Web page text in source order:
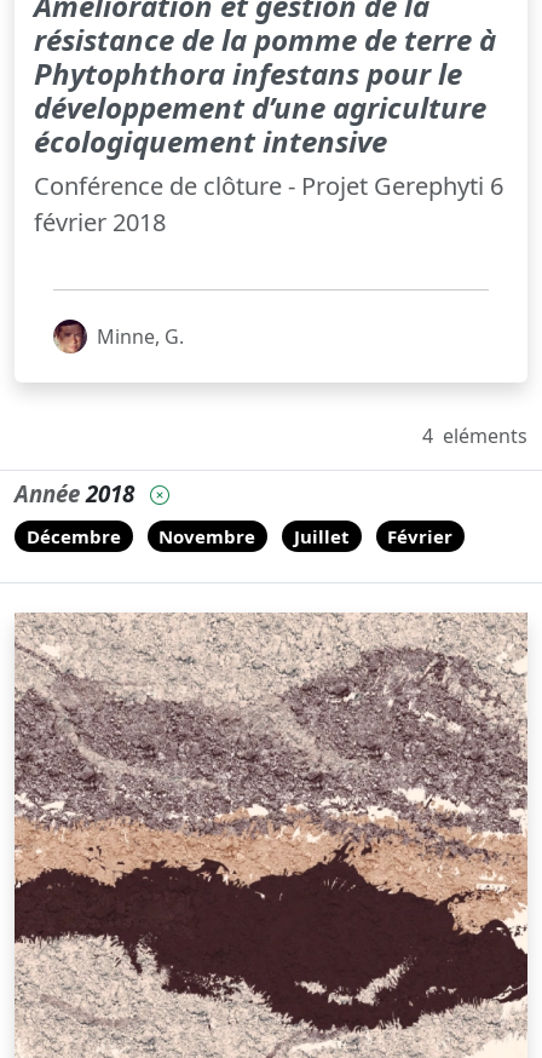
résistance de la pomme de terre à
Phytophthora infestans pour le
développement d’une agriculture
écologiquement intensive
Conférence de clôture - Projet Gerephyti 6
février 2018
Minne, G.
4 eléments
Année2018
Décembre Novembre Juillet Février